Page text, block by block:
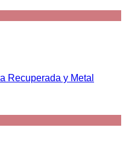
Recuperada y Metal